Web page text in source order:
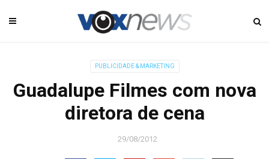
PUBLICIDADE & MARKETING
Guadalupe Filmes com nova
diretora de cena
29/08/2012